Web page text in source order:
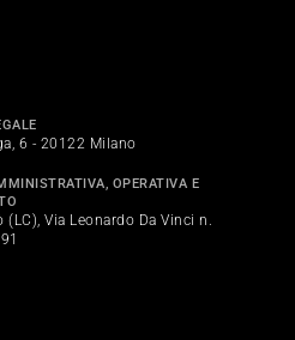
6 - 20122 Milano
OPERATIVA E
(LC), Via Leonardo Da Vinci n.